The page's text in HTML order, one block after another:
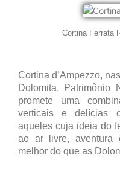
Cortina Ferrata
Cortina d’Ampezzo,
Dolomita, Patrimônio
promete uma
verticais e delícias
aqueles cuja ideia do
ao ar livre, aventura
melhor do que as